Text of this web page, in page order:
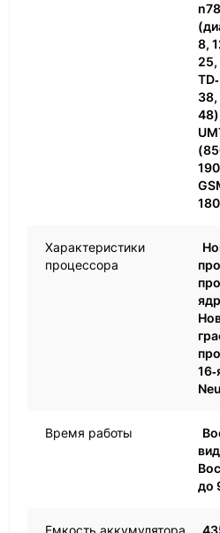
8,
25,
38,
Характеристики
процессора
Время работы
до
Емкость аккумулятора